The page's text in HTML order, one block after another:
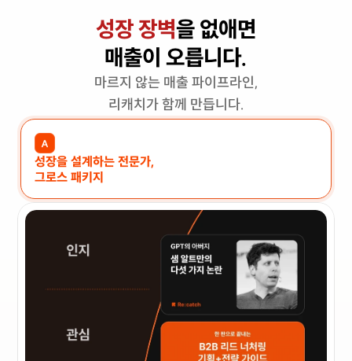
성장 장벽을 없애면
매출이 오릅니다.
마르지 않는 매출 파이프라인,
리캐치가 함께 만듭니다.
A
성장을 설계하는 전문가,
그로스 패키지